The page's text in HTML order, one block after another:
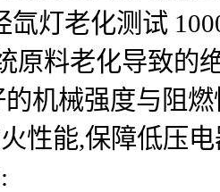
氙灯老化测试
原料老化导致的
机械强度与阻
性能,保障低压